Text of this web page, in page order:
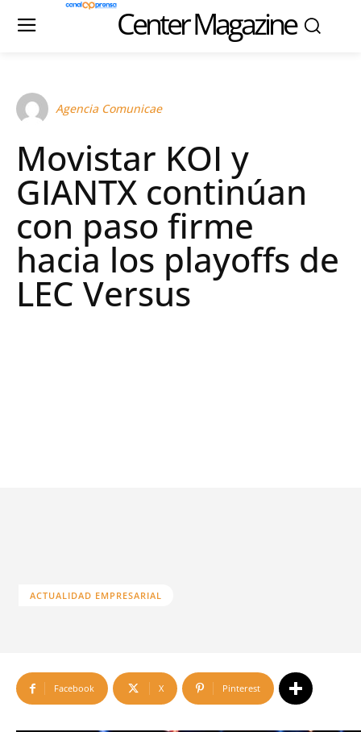
Center Magazine
Agencia Comunicae
Movistar KOI y
GIANTX continúan
con paso firme
hacia los playoffs de
LEC Versus
ACTUALIDAD EMPRESARIAL
Facebook X Pinterest